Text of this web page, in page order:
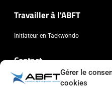
Gérer le
cookies
Travailler à l'ABFT
Initiateur en Taekwondo
Contact
Association Belge Francophone